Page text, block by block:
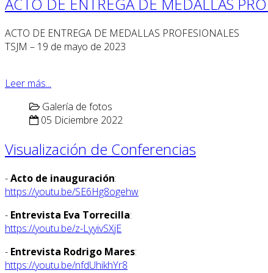
ACTO DE ENTREGA DE MEDALLAS
ACTO DE ENTREGA DE MEDALLAS PROFESIONALES
TSJM – 19 de mayo de 2023
Leer más...
Galería de fotos
05 Diciembre 2022
Visualización de Conferencias
-Acto de inauguración:
https://youtu.be/SE6Hg8ogehw
- Entrevista Eva Torrecilla:
https://youtu.be/z-LyyivSXjE
- Entrevista Rodrigo Mares:
https://youtu.be/nfdUhikhYr8